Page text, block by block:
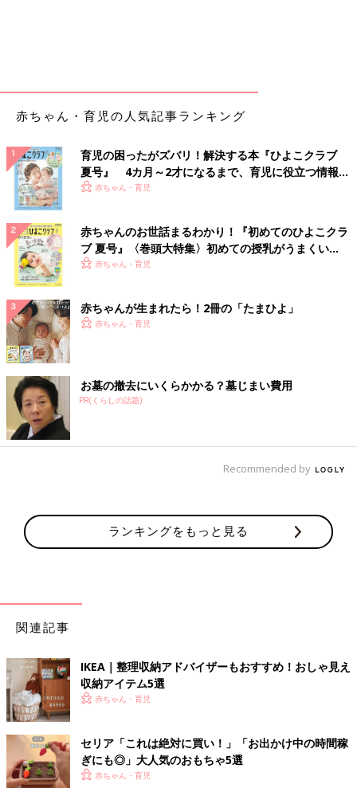
というのもひとつの目安になります。
関連：100均プチプラBOX収納が鉄則！インスタママたちのリア
いかがでしたか？ 「最近このおもちゃで遊ばなくなったな…」
と感じているママやパパがいたら、そのおもちゃをいったん見え
ないところにしまってみてはいかがでしょうか。しばらくしてか
ら出してみると、再び遊んでくれるかもしれません。
（取材・文・撮影／大月真衣子[ヒャクマンボルト]、ひよこクラ
ブ編集部）
監修／兼平里江さん（整理収納アドバイザー・整理収納教育士）
二児の母。アパレル店舗にて5年間販売職に従事。店舗のストッ
クが整理されていないことによる在庫の管理の煩雑さや、作業効
率の悪さに問題を感じ、在職中に整理収納アドバイザーの資格を
取得。その後、整理収納アドバイザーとして独立。現在はアパレ
ル店舗を中心に整理収納アドバイスを行なうほか、イベントでの
片づけ相談会やセミナーを開催するなど幅広く活動中。
赤ちゃん・育児の人気記事ランキング
育児の困ったがズバリ！解決する本『ひよこクラブ
夏号』 4カ月～2才になるまで、育児に役立つ情報が
いっぱい！
赤ちゃん・育児
赤ちゃんのお世話まるわかり！『初めてのひよこクラ
ブ 夏号』〈巻頭大特集〉初めての授乳がうまくい
く！ おっぱい・ミルクの基本と夏のトラブル 解決テ
赤ちゃん・育児
赤ちゃんが生まれたら！2冊の「たまひよ」
赤ちゃん・育児
お墓の撤去にいくらかかる？墓じまい費用
PR(くらしの話題)
Recommended by
ランキングをもっと見る
関連記事
IKEA｜整理収納アドバイザーもおすすめ！おしゃ見え
収納アイテム5選
赤ちゃん・育児
セリア「これは絶対に買い！」「お出かけ中の時間稼
ぎにも◎」大人気のおもちゃ5選
赤ちゃん・育児